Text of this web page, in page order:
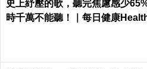
史上紓壓的歌，聽完焦慮感少
時千萬不能聽！｜每日健康